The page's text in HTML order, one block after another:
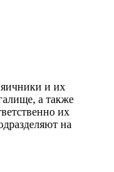
и их
а также
их
на